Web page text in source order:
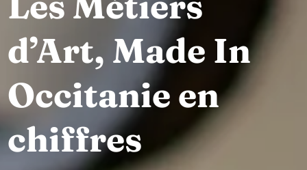
d’Art, Made In
Occitanie en
chiffres